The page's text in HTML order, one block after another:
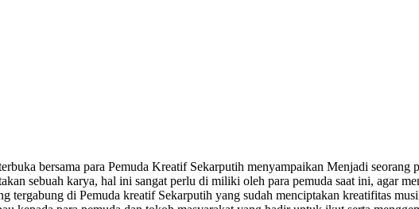
bersama para Pemuda Kreatif Sekarputih menyampaikan Menjadi
sebuah karya, hal ini sangat perlu di miliki oleh para pemuda saat ini, agar
di Pemuda kreatif Sekarputih yang sudah menciptakan kreatifitas